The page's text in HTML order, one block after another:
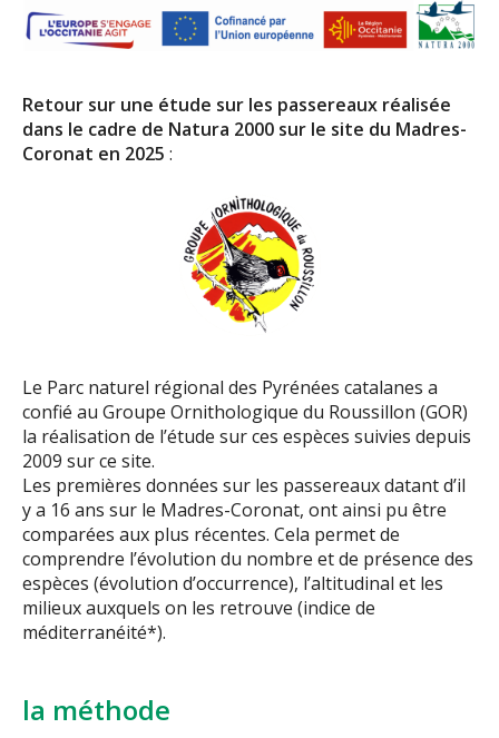
Retour sur une étude sur les passereaux réalisée
dans le cadre de Natura 2000 sur le site du Madres-
Coronat en 2025 :
Le Parc naturel régional des Pyrénées catalanes a
confié au Groupe Ornithologique du Roussillon (GOR)
la réalisation de l’étude sur ces espèces suivies depuis
2009 sur ce site.
Les premières données sur les passereaux datant d’il
y a 16 ans sur le Madres-Coronat, ont ainsi pu être
comparées aux plus récentes. Cela permet de
comprendre l’évolution du nombre et de présence des
espèces (évolution d’occurrence), l’altitudinal et les
milieux auxquels on les retrouve (indice de
méditerranéité*).
la méthode